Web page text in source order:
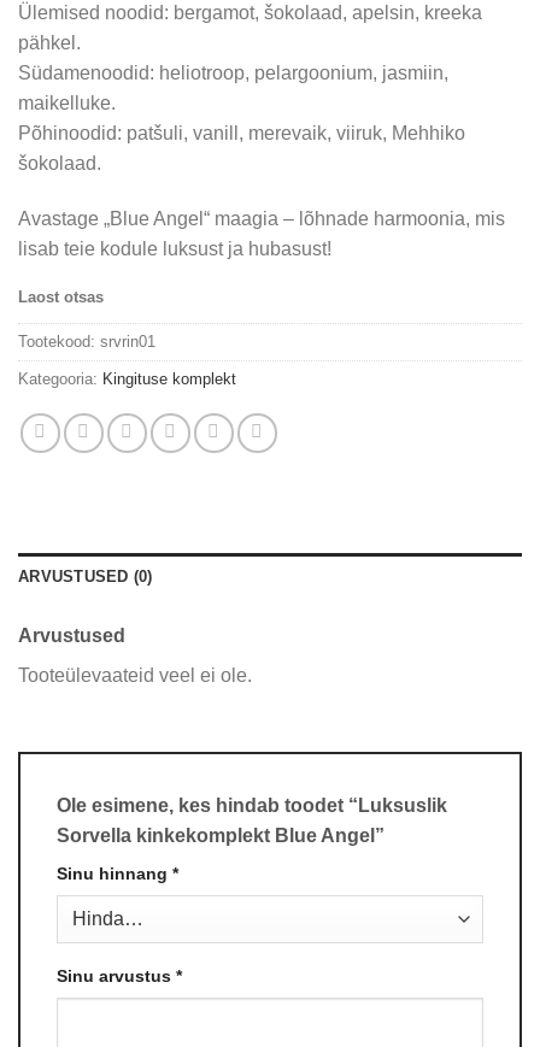
Ülemised noodid: bergamot, šokolaad, apelsin, kreeka
pähkel.
Südamenoodid: heliotroop, pelargoonium, jasmiin,
maikelluke.
Põhinoodid: patšuli, vanill, merevaik, viiruk, Mehhiko
šokolaad.
Avastage „Blue Angel“ maagia – lõhnade harmoonia, mis
lisab teie kodule luksust ja hubasust!
Laost otsas
Tootekood: srvrin01
Kategooria: Kingituse komplekt
ARVUSTUSED (0)
Arvustused
Tooteülevaateid veel ei ole.
Ole esimene, kes hindab toodet “Luksuslik
Sorvella kinkekomplekt Blue Angel”
Sinu hinnang *
Sinu arvustus *